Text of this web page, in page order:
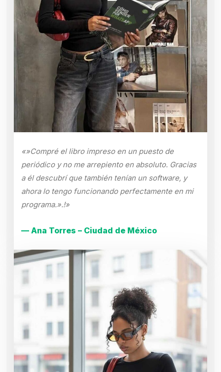
«»Compré el libro impreso en un puesto de
periódico y no me arrepiento en absoluto. Gracias
a él descubrí que también tenían un software, y
ahora lo tengo funcionando perfectamente en mi
programa.».!»
— Ana Torres – Ciudad de México